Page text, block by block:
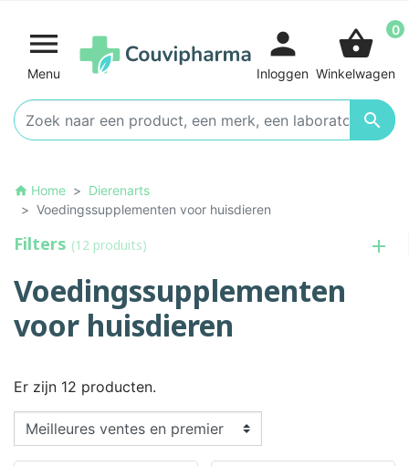

Menu

person
Inloggen
shopping_basket 0
Winkelwagen
home Home
Dierenarts
Voedingssupplementen voor huisdieren
Filters (12 produits)
Voedingssupplementen
voor huisdieren
Er zijn 12 producten.